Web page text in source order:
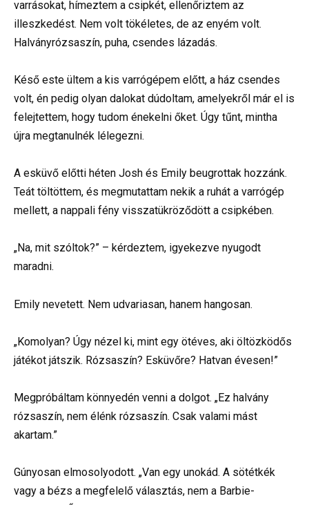
varrásokat, hímeztem a csipkét, ellenőriztem az
illeszkedést. Nem volt tökéletes, de az enyém volt.
Halványrózsaszín, puha, csendes lázadás.
Késő este ültem a kis varrógépem előtt, a ház csendes
volt, én pedig olyan dalokat dúdoltam, amelyekről már el is
felejtettem, hogy tudom énekelni őket. Úgy tűnt, mintha
újra megtanulnék lélegezni.
A esküvő előtti héten Josh és Emily beugrottak hozzánk.
Teát töltöttem, és megmutattam nekik a ruhát a varrógép
mellett, a nappali fény visszatükröződött a csipkében.
„Na, mit szóltok?” – kérdeztem, igyekezve nyugodt
maradni.
Emily nevetett. Nem udvariasan, hanem hangosan.
„Komolyan? Úgy nézel ki, mint egy ötéves, aki öltözködős
játékot játszik. Rózsaszín? Esküvőre? Hatvan évesen!”
Megpróbáltam könnyedén venni a dolgot. „Ez halvány
rózsaszín, nem élénk rózsaszín. Csak valami mást
akartam.”
Gúnyosan elmosolyodott. „Van egy unokád. A sötétkék
vagy a bézs a megfelelő választás, nem a Barbie-